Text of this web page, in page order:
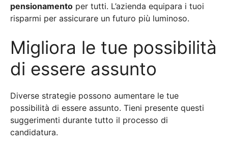
pensionamento per tutti. L’azienda equipara i tuoi
risparmi per assicurare un futuro più luminoso.
Migliora le tue possibilità
di essere assunto
Diverse strategie possono aumentare le tue
possibilità di essere assunto. Tieni presente questi
suggerimenti durante tutto il processo di
candidatura.